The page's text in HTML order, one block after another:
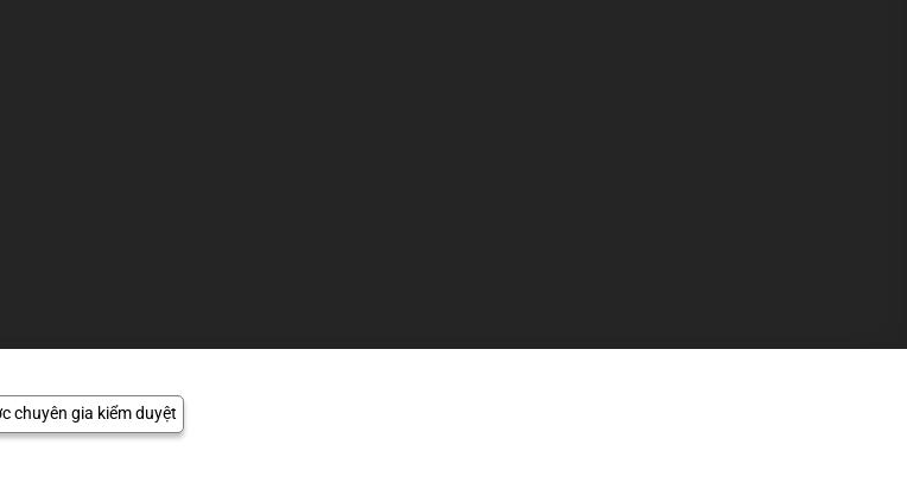
chuyên gia kiểm duyệt